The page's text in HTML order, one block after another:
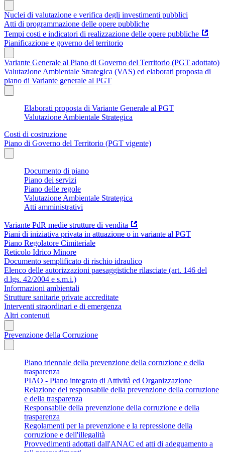
Nuclei di valutazione e verifica degli investimenti pubblici
Atti di programmazione delle opere pubbliche
Tempi costi e indicatori di realizzazione delle opere pubbliche
Pianificazione e governo del territorio
Variante Generale al Piano di Governo del Territorio (PGT adottato)
Valutazione Ambientale Strategica (VAS) ed elaborati proposta di
piano di Variante generale al PGT
Elaborati proposta di Variante Generale al PGT
Valutazione Ambientale Strategica
Costi di costruzione
Piano di Governo del Territorio (PGT vigente)
Documento di piano
Piano dei servizi
Piano delle regole
Valutazione Ambientale Strategica
Atti amministrativi
Variante PdR medie strutture di vendita
Piani di iniziativa privata in attuazione o in variante al PGT
Piano Regolatore Cimiteriale
Reticolo Idrico Minore
Documento semplificato di rischio idraulico
Elenco delle autorizzazioni paesaggistiche rilasciate (art. 146 del
d.lgs. 42/2004 e s.m.i.)
Informazioni ambientali
Strutture sanitarie private accreditate
Interventi straordinari e di emergenza
Altri contenuti
Prevenzione della Corruzione
Piano triennale della prevenzione della corruzione e della
trasparenza
PIAO - Piano integrato di Attività ed Organizzazione
Relazione del responsabile della prevenzione della corruzione
e della trasparenza
Responsabile della prevenzione della corruzione e della
trasparenza
Regolamenti per la prevenzione e la repressione della
corruzione e dell'illegalità
Provvedimenti adottati dall'ANAC ed atti di adeguamento a